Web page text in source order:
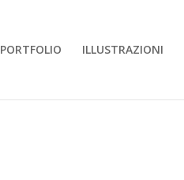
PORTFOLIO ILLUSTRAZIONI